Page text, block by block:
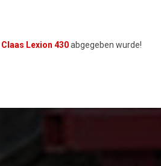
Claas Lexion 430abgegeben wurde!